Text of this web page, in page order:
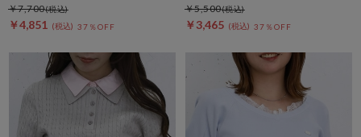
￥4,851 37％OFF
￥7,700
￥3,465 37％OFF
￥5,500